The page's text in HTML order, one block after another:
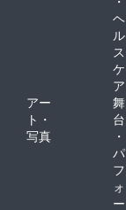
ヘ
ル
ス
ケ
ア
アー
ト・
写真
舞
台
・
パ
フ
ォ
ー